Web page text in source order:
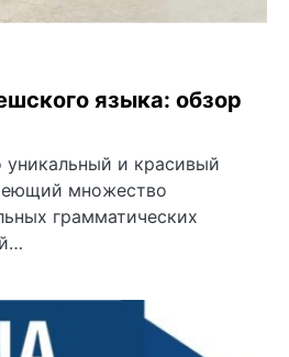
языка: обзор
и красивый
множество
грамматических